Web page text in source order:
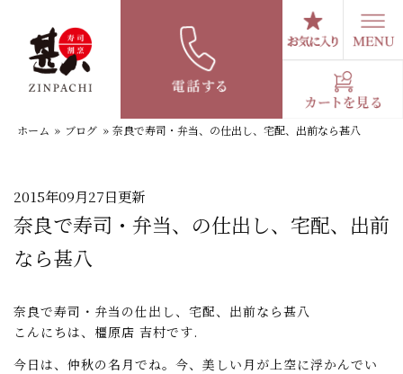
スタッフブログ
ホーム » ブログ » 奈良で寿司・弁当、の仕出し、宅配、出前なら甚八
2015年09月27日更新
奈良で寿司・弁当、の仕出し、宅配、出前
なら甚八
奈良で寿司・弁当の仕出し、宅配、出前なら甚八
こんにちは、橿原店 吉村です.
今日は、仲秋の名月でね。今、美しい月が上空に浮かんでい